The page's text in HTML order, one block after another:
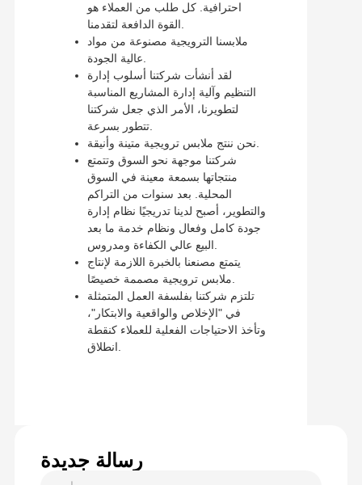
احترافية. كل طلب من العملاء هو
ملابسنا الترويجية مصنوعة من مواد
لقد أنشأت شركتنا أسلوب إدارة
التنظيم وآلية إدارة المشاريع المناسبة
لتطويرنا، الأمر الذي جعل شركتنا
تتطور بسرعة.
شركتنا موجهة نحو السوق وتتمتع
منتجاتها بسمعة معينة في السوق
المحلية. بعد سنوات من التراكم
والتطوير، أصبح لدينا تدريجيًا نظام إدارة
جودة كامل وفعال ونظام خدمة ما بعد
يتمتع مصنعنا بالخبرة اللازمة لإنتاج
تلتزم شركتنا بفلسفة العمل المتمثلة
في "الإخلاص والواقعية والابتكار"،
وتأخذ الاحتياجات الفعلية للعملاء كنقطة
رسالة جديدة